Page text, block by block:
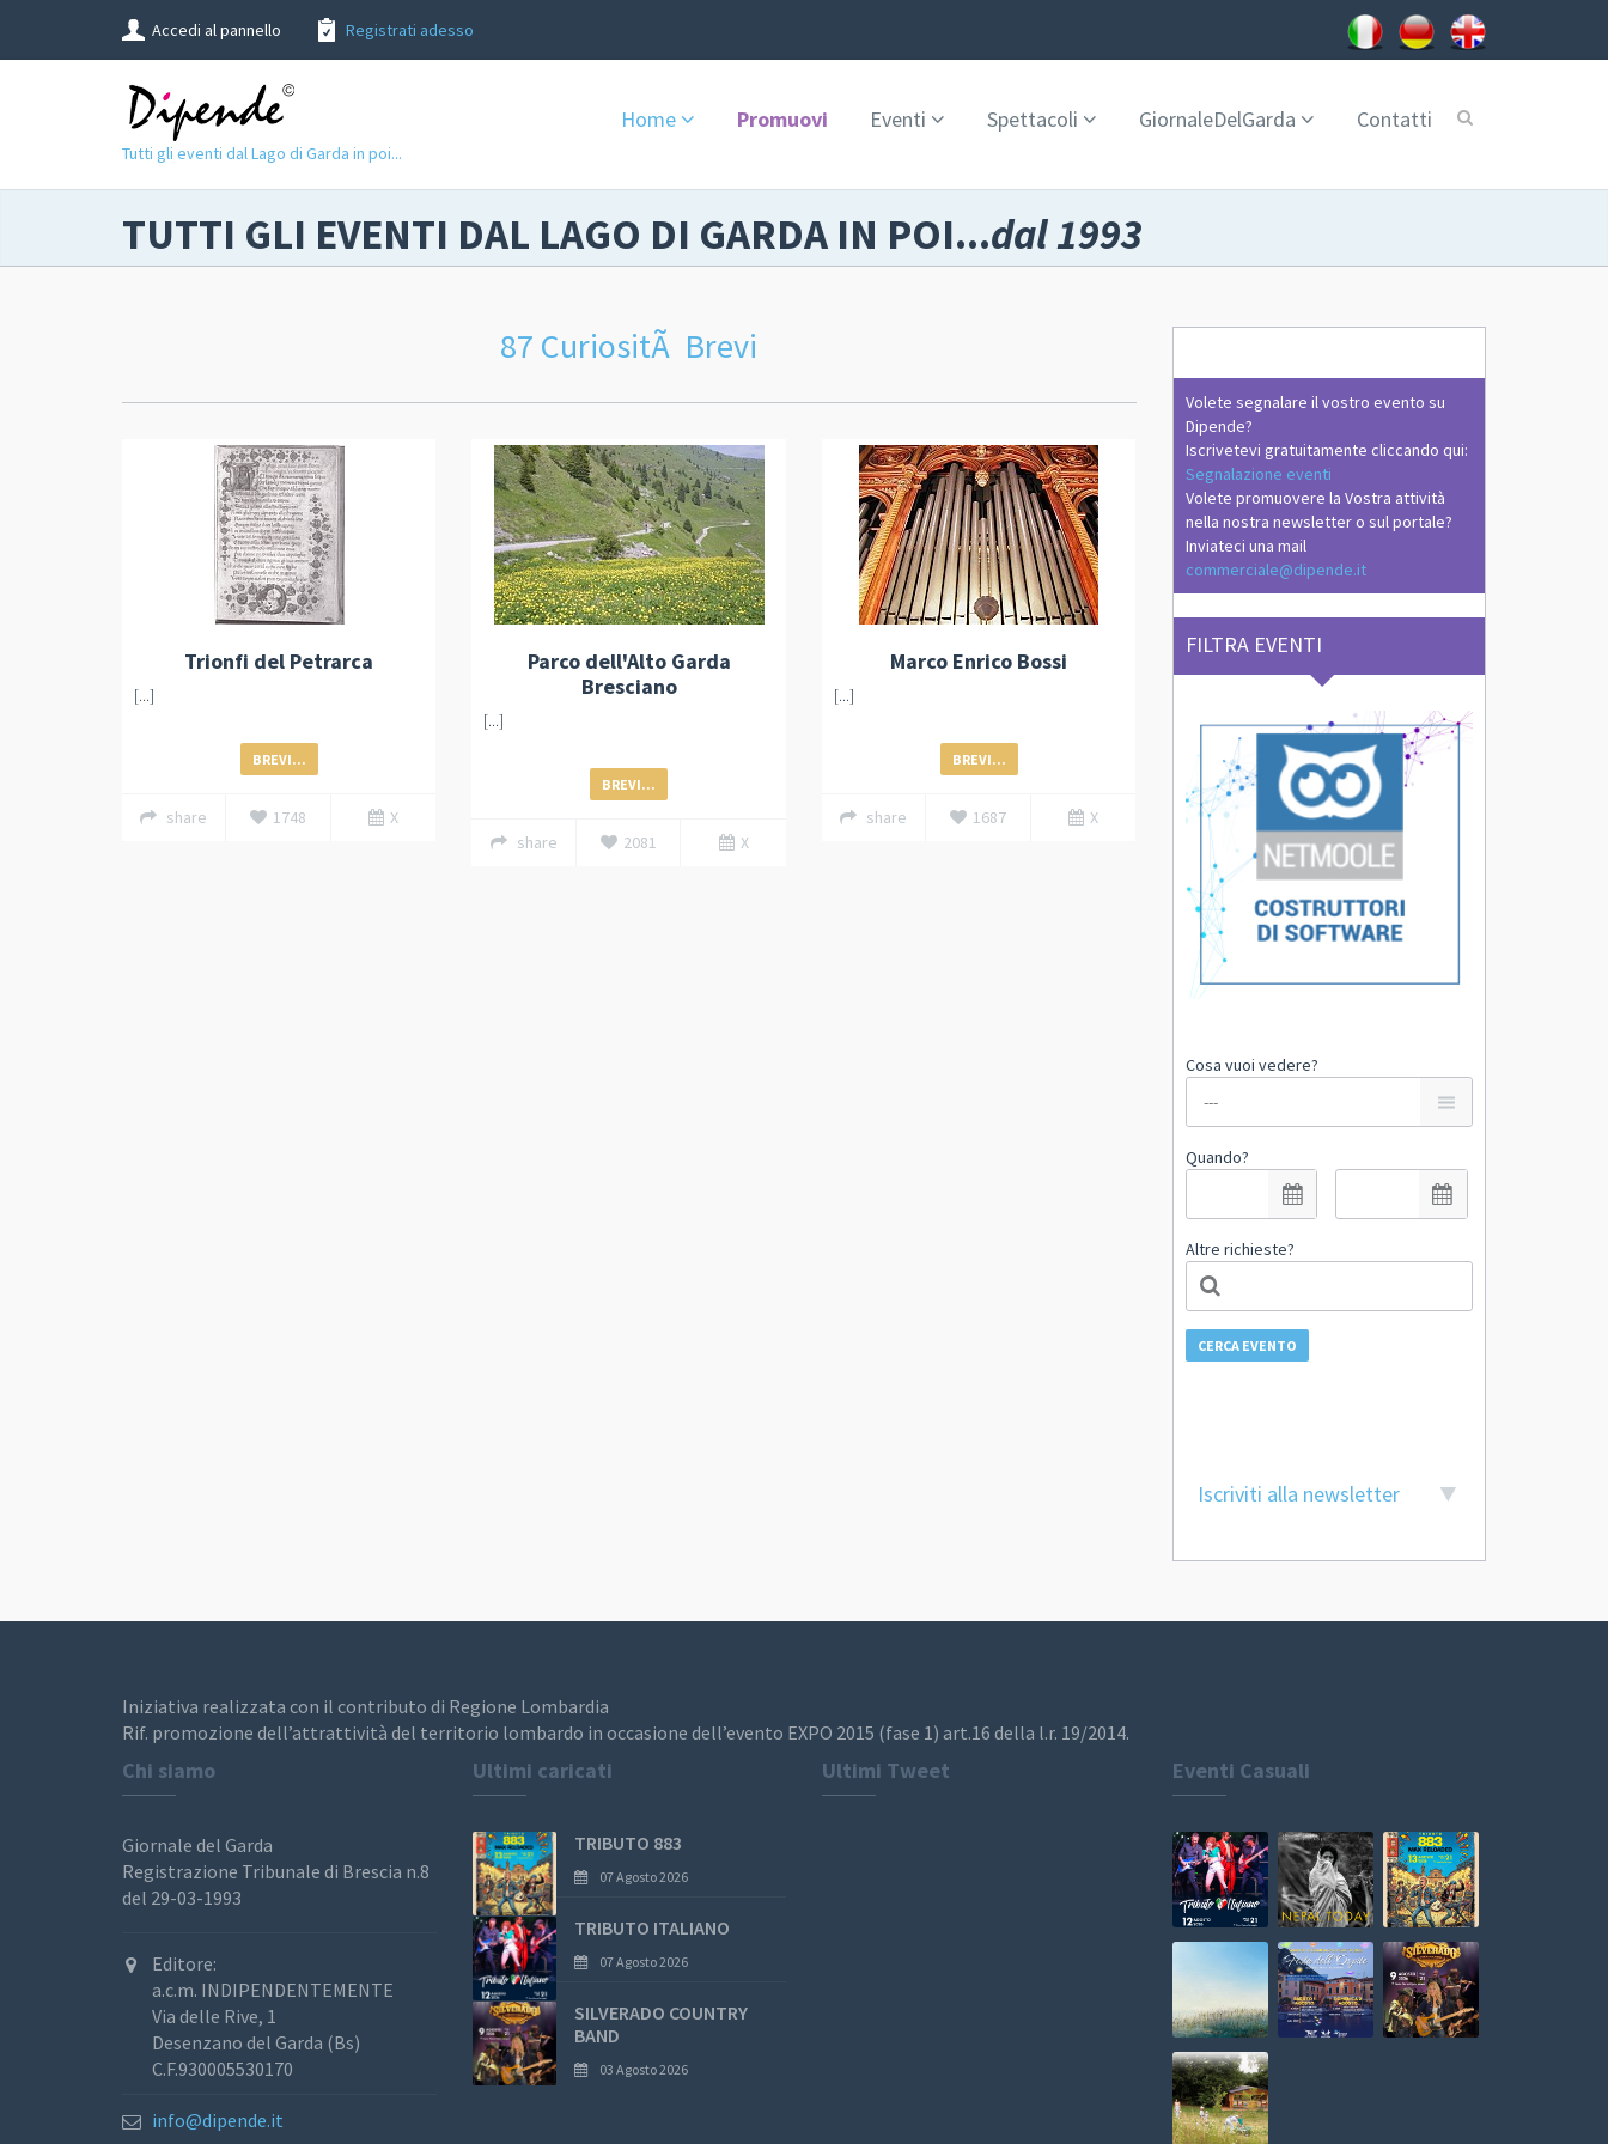
Accedi al pannello Registrati adesso
Tutti gli eventi dal Lago di Garda in poi...
Home Promuovi Eventi Spettacoli GiornaleDelGarda Contatti
TUTTI GLI EVENTI DAL LAGO DI GARDA IN POI...dal 1993
87 CuriositÃ Brevi
Trionfi del Petrarca
[...]
BREVI...
share 1748 X
Parco dell'Alto Garda
Bresciano
[...]
BREVI...
share 2081 X
Marco Enrico Bossi
[...]
BREVI...
share 1687 X
Volete segnalare il vostro evento su
Dipende?
Iscrivetevi gratuitamente cliccando qui:
Segnalazione eventi
Volete promuovere la Vostra attività
nella nostra newsletter o sul portale?
Inviateci una mail
commerciale@dipende.it
FILTRA EVENTI
Cosa vuoi vedere?
Quando?
Altre richieste?
CERCA EVENTO
Iscriviti alla newsletter
Iniziativa realizzata con il contributo di Regione Lombardia
Rif. promozione dell’attrattività del territorio lombardo in occasione dell’evento EXPO 2015 (fase 1) art.16 della l.r. 19/2014.
Chi siamo
Giornale del Garda
Registrazione Tribunale di Brescia n.8
del 29-03-1993
Editore:
a.c.m. INDIPENDENTEMENTE
Via delle Rive, 1
Desenzano del Garda (Bs)
C.F.930005530170
info@dipende.it
Ultimi caricati
TRIBUTO 883
07 Agosto 2026
TRIBUTO ITALIANO
07 Agosto 2026
SILVERADO COUNTRY
BAND
03 Agosto 2026
Ultimi Tweet Eventi Casuali